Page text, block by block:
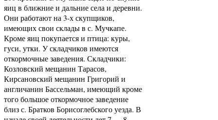
яиц в ближние и дальние села и деревни.
Они работают на 3-х скупщиков,
имеющих свои склады в с. Мучкапе.
Кроме яиц покупается и птица: куры,
гуси, утки. У складчиков имеются
откормочные заведения. Складчики:
Козловский мещанин Тарасов,
Кирсановский мещанин Григорий и
англичанин Бассельман, имеющий кроме
того большое откормочное заведение
близ с. Братков Борисоглебского уезда. В